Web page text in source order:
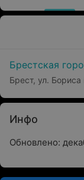
Брестская
Брест, ул.
Инфо
Обновлено: